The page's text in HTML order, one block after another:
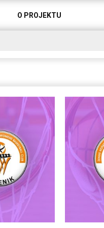
O PROJEKTU